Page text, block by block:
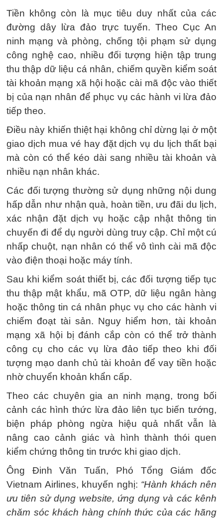
Tiền không còn là mục tiêu duy nhất của các
đường dây lừa đảo trực tuyến. Theo Cục An
ninh mạng và phòng, chống tội phạm sử dụng
công nghệ cao, nhiều đối tượng hiện tập trung
thu thập dữ liệu cá nhân, chiếm quyền kiểm soát
tài khoản mạng xã hội hoặc cài mã độc vào thiết
bị của nạn nhân để phục vụ các hành vi lừa đảo
tiếp theo.
Điều này khiến thiệt hại không chỉ dừng lại ở một
giao dịch mua vé hay đặt dịch vụ du lịch thất bại
mà còn có thể kéo dài sang nhiều tài khoản và
nhiều nạn nhân khác.
Các đối tượng thường sử dụng những nội dung
hấp dẫn như nhận quà, hoàn tiền, ưu đãi du lịch,
xác nhận đặt dịch vụ hoặc cập nhật thông tin
chuyến đi để dụ người dùng truy cập. Chỉ một cú
nhấp chuột, nạn nhân có thể vô tình cài mã độc
vào điện thoại hoặc máy tính.
Sau khi kiểm soát thiết bị, các đối tượng tiếp tục
thu thập mật khẩu, mã OTP, dữ liệu ngân hàng
hoặc thông tin cá nhân phục vụ cho các hành vi
chiếm đoạt tài sản. Nguy hiểm hơn, tài khoản
mạng xã hội bị đánh cắp còn có thể trở thành
công cụ cho các vụ lừa đảo tiếp theo khi đối
tượng mạo danh chủ tài khoản để vay tiền hoặc
nhờ chuyển khoản khẩn cấp.
Theo các chuyên gia an ninh mạng, trong bối
cảnh các hình thức lừa đảo liên tục biến tướng,
biện pháp phòng ngừa hiệu quả nhất vẫn là
nâng cao cảnh giác và hình thành thói quen
kiểm chứng thông tin trước khi giao dịch.
Ông Đinh Văn Tuấn, Phó Tổng Giám đốc
Vietnam Airlines, khuyến nghị: “Hành khách nên
ưu tiên sử dụng website, ứng dụng và các kênh
chăm sóc khách hàng chính thức của các hãng